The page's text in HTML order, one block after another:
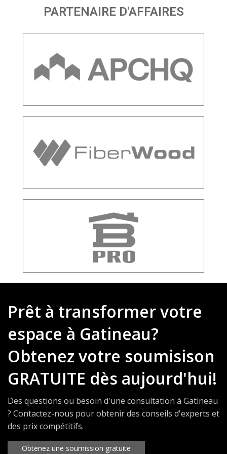
PARTENAIRE D'AFFAIRES
Prêt à transformer votre
espace à Gatineau?
Obtenez votre soumisison
GRATUITE dès aujourd'hui!
Des questions ou besoin d'une consultation à Gatineau
? Contactez-nous pour obtenir des conseils d'experts et
des prix compétitifs.
Obtenez une soumission gratuite